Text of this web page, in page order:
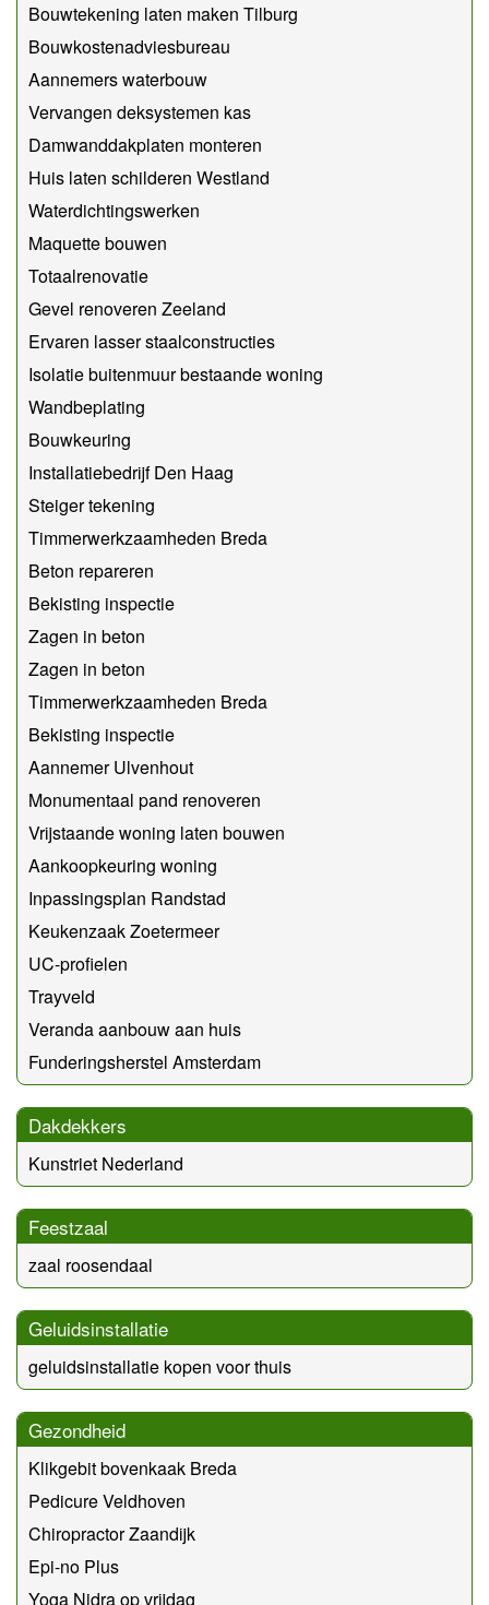
Bouwtekening laten maken Tilburg
Bouwkostenadviesbureau
Aannemers waterbouw
Vervangen deksystemen kas
Damwanddakplaten monteren
Huis laten schilderen Westland
Waterdichtingswerken
Maquette bouwen
Totaalrenovatie
Gevel renoveren Zeeland
Ervaren lasser staalconstructies
Isolatie buitenmuur bestaande woning
Wandbeplating
Bouwkeuring
Installatiebedrijf Den Haag
Steiger tekening
Timmerwerkzaamheden Breda
Beton repareren
Bekisting inspectie
Zagen in beton
Zagen in beton
Timmerwerkzaamheden Breda
Bekisting inspectie
Aannemer Ulvenhout
Monumentaal pand renoveren
Vrijstaande woning laten bouwen
Aankoopkeuring woning
Inpassingsplan Randstad
Keukenzaak Zoetermeer
UC-profielen
Trayveld
Veranda aanbouw aan huis
Funderingsherstel Amsterdam
Dakdekkers
Kunstriet Nederland
Feestzaal
zaal roosendaal
Geluidsinstallatie
geluidsinstallatie kopen voor thuis
Gezondheid
Klikgebit bovenkaak Breda
Pedicure Veldhoven
Chiropractor Zaandijk
Epi-no Plus
Yoga Nidra op vrijdag